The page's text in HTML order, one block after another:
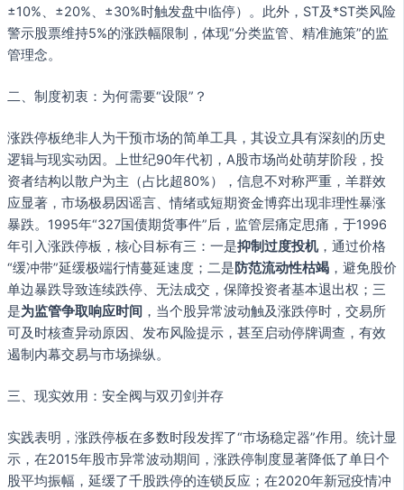
±10%、±20%、±30%时触发盘中临停）。此外，ST及*ST类风险
警示股票维持5%的涨跌幅限制，体现“分类监管、精准施策”的监
管理念。
二、制度初衷：为何需要“设限”？
涨跌停板绝非人为干预市场的简单工具，其设立具有深刻的历史
逻辑与现实动因。上世纪90年代初，A股市场尚处萌芽阶段，投
资者结构以散户为主（占比超80%），信息不对称严重，羊群效
应显著，市场极易因谣言、情绪或短期资金博弈出现非理性暴涨
暴跌。1995年“327国债期货事件”后，监管层痛定思痛，于1996
年引入涨跌停板，核心目标有三：一是抑制过度投机，通过价格
“缓冲带”延缓极端行情蔓延速度；二是防范流动性枯竭 ，避免股价
单边暴跌导致连续跌停、无法成交，保障投资者基本退出权；三
是为监管争取响应时间 ，当个股异常波动触及涨跌停时，交易所
可及时核查异动原因、发布风险提示，甚至启动停牌调查，有效
遏制内幕交易与市场操纵。
三、现实效用：安全阀与双刃剑并存
实践表明，涨跌停板在多数时段发挥了“市场稳定器”作用。统计显
示，在2015年股市异常波动期间，涨跌停制度显著降低了单日个
股平均振幅，延缓了千股跌停的连锁反应；在2020年新冠疫情冲